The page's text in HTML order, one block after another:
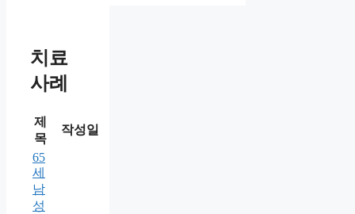
치료
사례
제
목
작성일
65
세
남
성